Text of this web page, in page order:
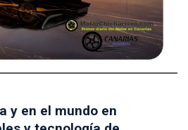
y en el mundo en